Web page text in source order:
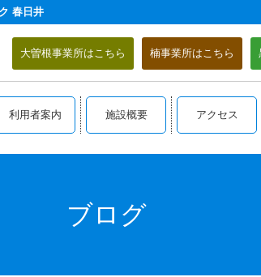
春日井
楠事業所はこちら
大曽根事業所はこちら
利用者案内 施設概要 アクセス
ブログ